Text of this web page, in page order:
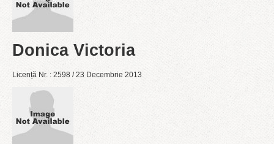
Donica Victoria
Licență Nr. : 2598 / 23 Decembrie 2013